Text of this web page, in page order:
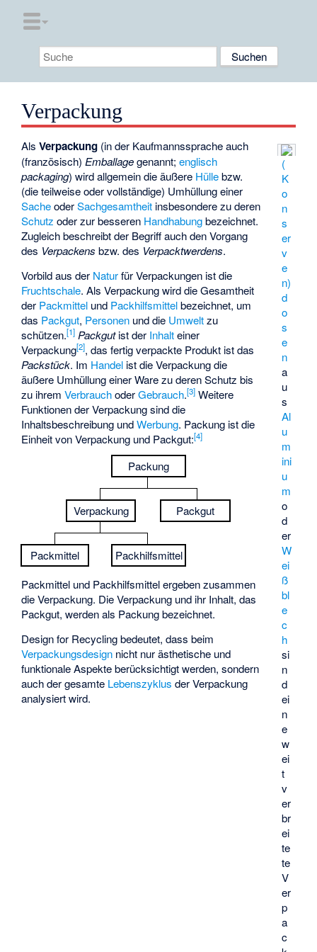
Verpackung
(
K
o
n
s
er
v
e
n)
d
o
s
e
n
a
u
s
Al
u
m
ini
u
m
o
d
er
W
ei
ß
bl
e
c
h
si
n
d
ei
n
e
w
ei
t
v
er
br
ei
te
te
V
er
p
a
c
AlsVerpackung (in der Kaufmannssprache auch
(französisch)Emballagegenannt;englisch
packaging) wird allgemein die äußere Hüllebzw.
(die teilweise oder vollständige) Umhüllung einer
SacheoderSachgesamtheit insbesondere zu deren
Schutz oder zur besseren Handhabungbezeichnet.
Zugleich beschreibt der Begriff auch den Vorgang
des Verpackens bzw. des Verpacktwerdens.
Vorbild aus der Naturfür Verpackungen ist die
Fruchtschale. Als Verpackung wird die Gesamtheit
der Packmittel und Packhilfsmittelbezeichnet, um
das Packgut, Personen und die Umweltzu
schützen.[1] Packgutist der Inhalteiner
Verpackung[2], das fertig verpackte Produkt ist das
Packstück. Im Handel ist die Verpackung die
äußere Umhüllung einer Ware zu deren Schutz bis
zu ihremVerbrauchoderGebrauch.[3] Weitere
Funktionen der Verpackung sind die
Inhaltsbeschreibung undWerbung. Packung ist die
Einheit von Verpackung und Packgut:[4]
Packung
Verpackung Packgut
Packmittel
Packhilfsmittel
Packmittel und Packhilfsmittel ergeben zusammen
die Verpackung. Die Verpackung und ihr Inhalt, das
Packgut, werden als Packung bezeichnet.
Design for Recyclingbedeutet, dass beim
Verpackungsdesign nicht nur ästhetische und
funktionale Aspekte berücksichtigt werden, sondern
auch der gesamte Lebenszyklus der Verpackung
analysiert wird.